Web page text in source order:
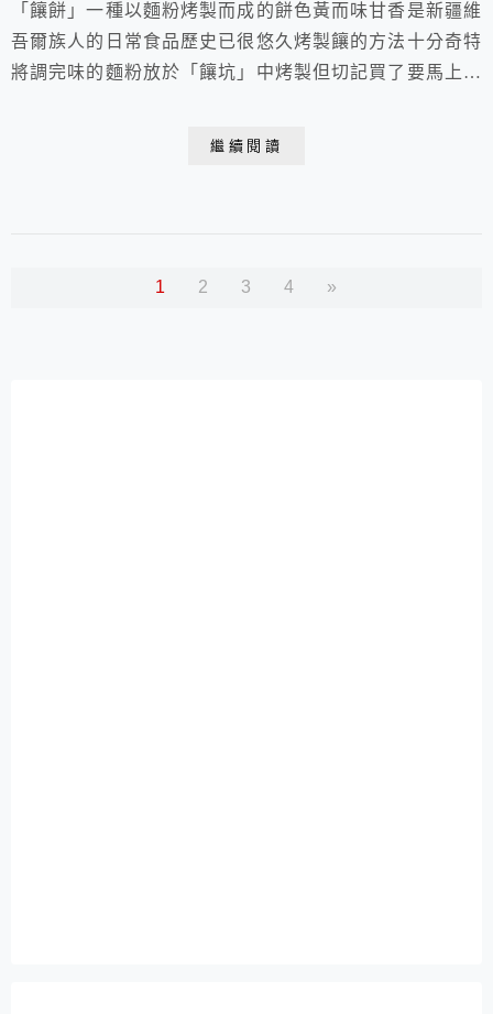
「饟餅」一種以麵粉烤製而成的餅色黃而味甘香是新疆維
吾爾族人的日常食品歷史已很悠久烤製饟的方法十分奇特
將調完味的麵粉放於「饟坑」中烤製但切記買了要馬上吃
風味小吃來訪勿忘了~~嚐試喔 2008.04. 于 新疆 烏魯木
繼續閱讀
1 2 3 4 »